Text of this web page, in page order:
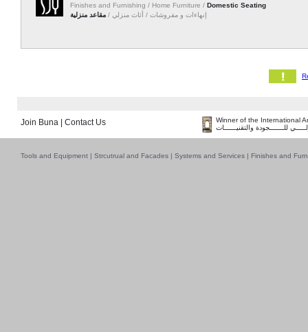
Finishes and Furnishing / Home Furniture / Domestic Seating
إنهاءات و مفروشات / أثاث منزلي / مقاعد منزلية
Join Buna Contact Us
Winner of the International
للـــــــجودة والتقنيــــــات
Tools and Equipment | Strcutrual and Facades | Systems and Services | Finishes and